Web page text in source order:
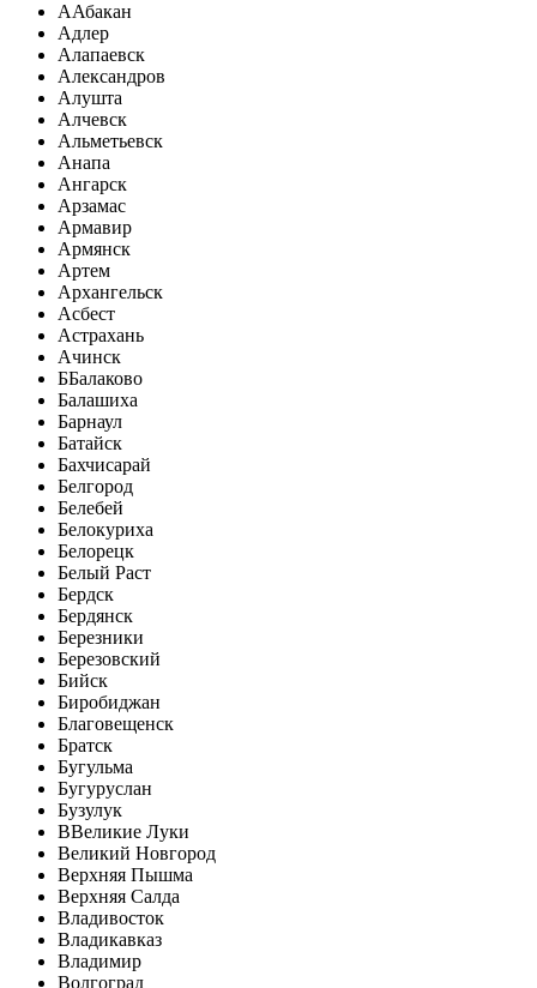
ААбакан
Адлер
Алапаевск
Александров
Алушта
Алчевск
Альметьевск
Анапа
Ангарск
Арзамас
Армавир
Армянск
Артем
Архангельск
Асбест
Астрахань
Ачинск
ББалаково
Балашиха
Барнаул
Батайск
Бахчисарай
Белгород
Белебей
Белокуриха
Белорецк
Белый Раст
Бердск
Бердянск
Березники
Березовский
Бийск
Биробиджан
Благовещенск
Братск
Бугульма
Бугуруслан
Бузулук
ВВеликие Луки
Великий Новгород
Верхняя Пышма
Верхняя Салда
Владивосток
Владикавказ
Владимир
Волгоград